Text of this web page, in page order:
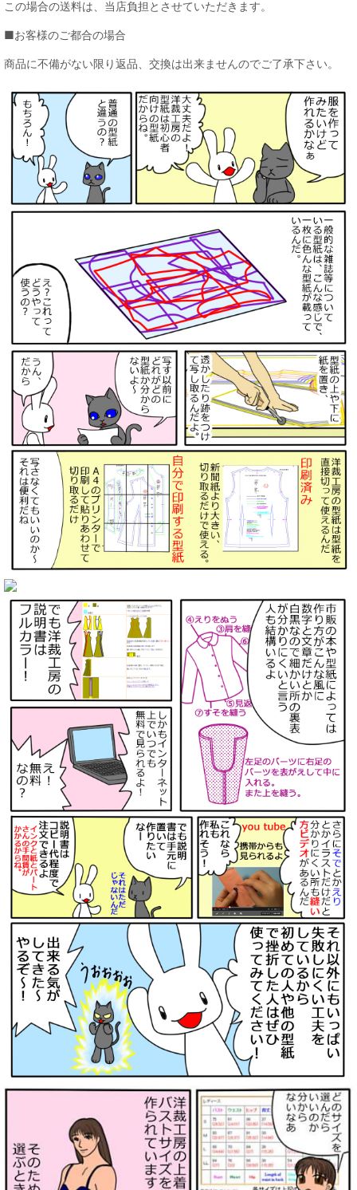
この場合の送料は、当店負担とさせていただきます。
■お客様のご都合の場合
商品に不備がない限り返品、交換は出来ませんのでご了承下さい。